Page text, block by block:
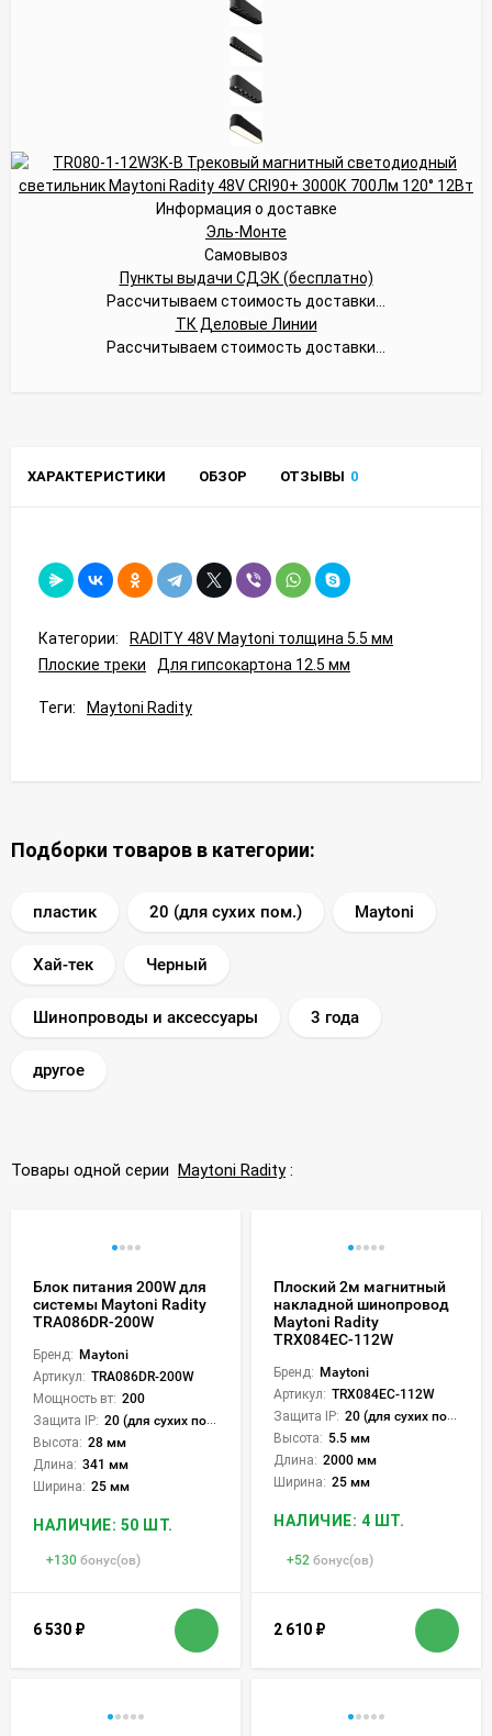
Информация о доставке
Эль-Монте
Самовывоз
Пункты выдачи СДЭК (бесплатно)
Рассчитываем стоимость доставки...
ТК Деловые Линии
Рассчитываем стоимость доставки...
ХАРАКТЕРИСТИКИ ОБЗОР ОТЗЫВЫ 0
Категории:
RADITY 48V Maytoni толщина 5.5 мм
Плоские треки
Для гипсокартона 12.5 мм
Теги: Maytoni Radity
Подборки товаров в категории:
пластик 20 (для сухих пом.) Maytoni
Хай-тек Черный
Шинопроводы и аксессуары 3 года
другое
Товары одной серии Maytoni Radity:
Блок питания 200W для
системы Maytoni Radity
TRA086DR-200W
Бренд: Maytoni
Артикул: TRA086DR-200W
Мощность вт: 200
Защита IP: 20 (для сухих пом.)
Высота: 28 мм
Длина: 341 мм
Ширина: 25 мм
НАЛИЧИЕ: 50 ШТ.
+130 бонус(ов)
6 530 ₽
Плоский 2м магнитный
накладной шинопровод
Maytoni Radity
TRX084EC-112W
Бренд: Maytoni
Артикул: TRX084EC-112W
Защита IP: 20 (для сухих пом.)
Высота: 5.5 мм
Длина: 2000 мм
Ширина: 25 мм
НАЛИЧИЕ: 4 ШТ.
+52 бонус(ов)
2 610 ₽